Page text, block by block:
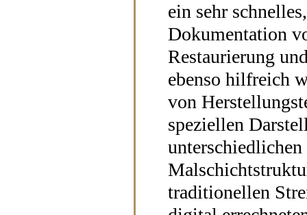
ein sehr
Dokumentation
Restaurierung
ebenso hilfreich
von
speziellen
traditionellen